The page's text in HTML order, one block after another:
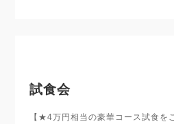
試食会
【★4万円相当の豪華コース試食